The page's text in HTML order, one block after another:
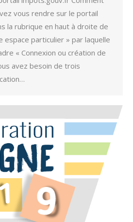
vous rendre sur le portail
la rubrique en haut à droite de
espace particulier » par laquelle
« Connexion ou création de
avez besoin de trois